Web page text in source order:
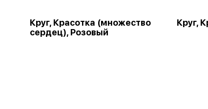
Круг, Красотка (множество
сердец), Розовый
Круг,